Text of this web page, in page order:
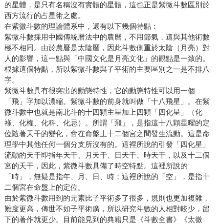
的星體，是只有名稱沒有實體的星體，這也正是紫微斗數區別於
西方流行的占星術之處。
在紫微斗數的理論體系中，還有以下幾個特點：
紫微斗數採用中國傳統曆法中的農曆，不用節氣，這與其他術數
極不相同。由於農曆是太陰曆，因此斗數側重於太陰（月亮）對
人的影響，這一點與「中國文化是月亮文化」的觀點是一致的。
根據這個特點，所以紫微斗數與子平術的主要區別之一是不排八
字。
紫微斗數具有很突出的動態特性，它的動態特性可以用一個
「飛」字加以濃縮。紫微斗數的前身就叫做「十八飛星」。在紫
微斗數中也就是南北斗的十四顆主星加上四顆「四化星」（化
祿、化權、化科、化忌）。所謂「飛」，是指這十八顆星曜的定
位隨著天干的變化，會在命盤上十二個宮之間發生流動。這是命
理學中其他任何一個分支所沒有的。這裡所說的引發「四化星」
流動的天干即指年天干、月天干、日天干、時天干，以及十二個
宮的天干，因此，紫微斗數具備了時空特點。這裡所說的
「時」，無疑是指年、月、日、時；這裡所說的「空」，是指十
二個宮在命盤上的定位。
由於紫微斗數用到的元素比子平術多了很多，規則也更加複雜，
難度更高，傳世不如子平術廣，所以研究斗數的人相對較少，留
下的著作就更少。目前能見到的典籍只是《斗數全書》《太微